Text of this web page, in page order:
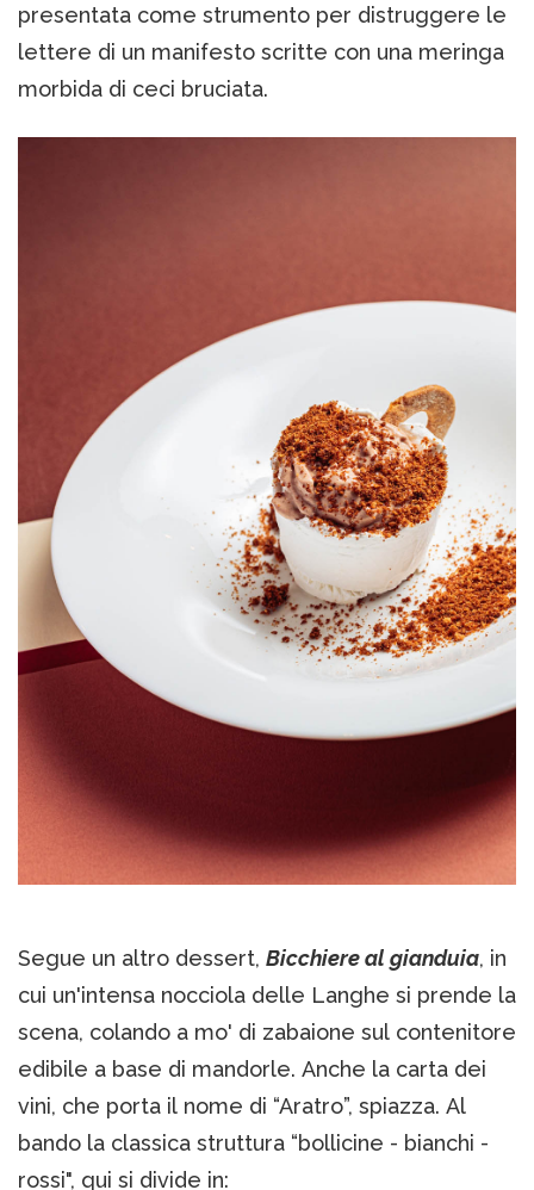
presentata come strumento per distruggere le
lettere di un manifesto scritte con una meringa
morbida di ceci bruciata.
Segue un altro dessert, Bicchiere al gianduia, in
cui un'intensa nocciola delle Langhe si prende la
scena, colando a mo' di zabaione sul contenitore
edibile a base di mandorle. Anche la carta dei
vini, che porta il nome di “Aratro”, spiazza. Al
bando la classica struttura “bollicine - bianchi -
rossi", qui si divide in: